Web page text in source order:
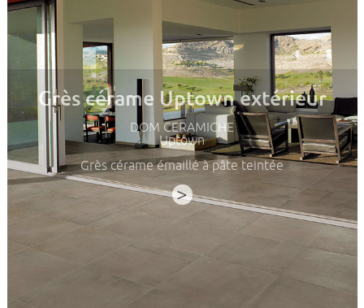
Grès cérame Uptown extérieur
DOM CERAMICHE
Uptown
Grès cérame émaillé à pâte teintée
>